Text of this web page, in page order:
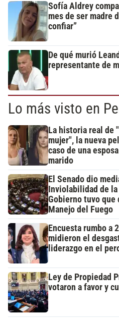
Sofía Aldrey
mes de ser madre
confiar”
De qué murió
representante de
Lo más visto en
La historia real de
mujer", la nueva
caso de una
marido
El Senado dio
Inviolabilidad de la
Gobierno tuvo que
Manejo del Fuego
Encuesta rumbo a
midieron el
liderazgo en el
Ley de Propiedad
votaron a favor y